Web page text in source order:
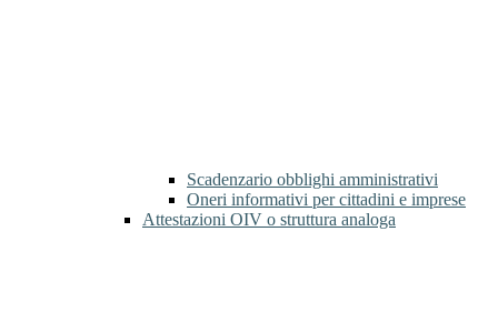
Scadenzario obblighi amministrativi
Oneri informativi per cittadini e imprese
Attestazioni OIV o struttura analoga